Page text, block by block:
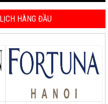
HÀNG ĐẦU